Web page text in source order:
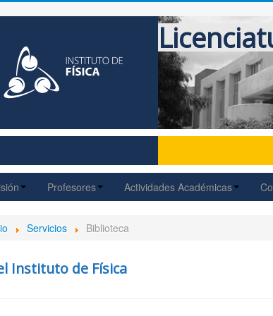
Profesores Actividades Académicas
Servicios Biblioteca
Instituto de Física